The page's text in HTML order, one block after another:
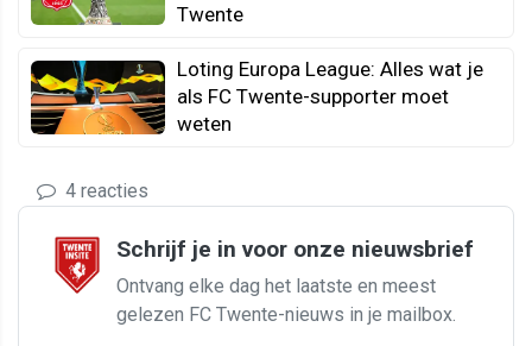
Twente
Loting Europa League: Alles wat je
als FC Twente-supporter moet
weten
4 reacties
Schrijf je in voor onze nieuwsbrief
Ontvang elke dag het laatste en meest
gelezen FC Twente-nieuws in je mailbox.